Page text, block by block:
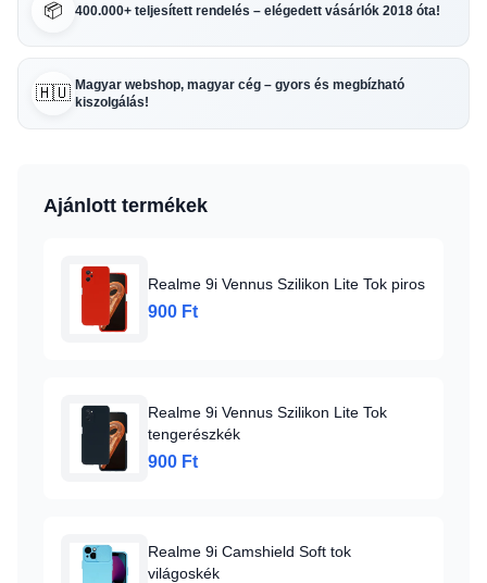
📦 400.000+ teljesített rendelés – elégedett vásárlók 2018 óta!
🇭🇺 Magyar webshop, magyar cég – gyors és megbízható
kiszolgálás!
Ajánlott termékek
Realme 9i Vennus Szilikon Lite Tok piros
900 Ft
Realme 9i Vennus Szilikon Lite Tok
tengerészkék
900 Ft
Realme 9i Camshield Soft tok
világoskék